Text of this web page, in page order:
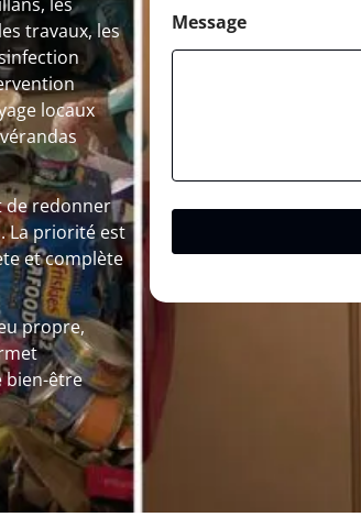
les
travaux, les
locaux
de redonner
La priorité est
et complète
propre,
bien-être
Message